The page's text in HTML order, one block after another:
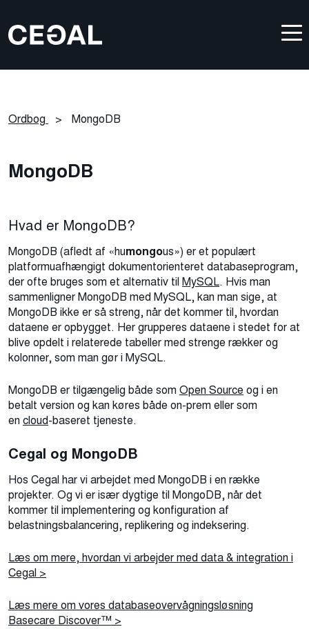
Ordbog > MongoDB
MongoDB
Hvad er MongoDB?
MongoDB (afledt af «humongous») er et populært
platformuafhængigt dokumentorienteret databaseprogram,
der ofte bruges som et alternativ tilMySQL. Hvis man
sammenligner MongoDB med MySQL, kan man sige, at
MongoDB ikke er så streng, når det kommer til, hvordan
dataene er opbygget. Her grupperes dataene i stedet for at
blive opdelt i relaterede tabeller med strenge rækker og
kolonner, som man gør i MySQL.
MongoDB er tilgængelig både som Open Source og i en
betalt version og kan køres både on-prem eller som
en cloud-baseret tjeneste.
Cegal og MongoDB
Hos Cegal har vi arbejdet med MongoDB i en række
projekter. Og vi er især dygtige til MongoDB, når det
kommer til implementering og konfiguration af
belastningsbalancering, replikering og indeksering.
Læs om mere, hvordan vi arbejder med data & integration i
Cegal >
Læs mere om vores databaseovervågningsløsning
Basecare Discover™ >